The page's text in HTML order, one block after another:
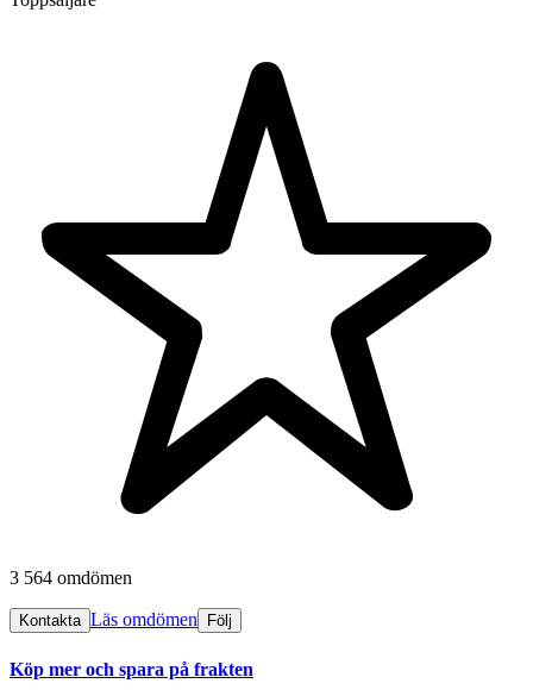
3 564 omdömen
Kontakta Läs omdömen Följ
Köp mer och spara på frakten